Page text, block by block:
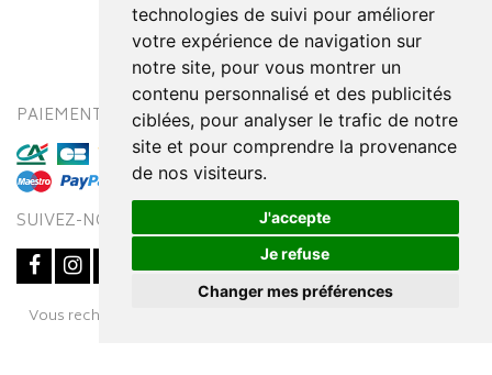
technologies de suivi pour améliorer
votre expérience de navigation sur
notre site, pour vous montrer un
contenu personnalisé et des publicités
ciblées, pour analyser le trafic de notre
site et pour comprendre la provenance
de nos visiteurs.
J'accepte
Je refuse
Changer mes préférences
PAIEMENT SÉCURISÉ MODES DE LIVRAISON
SUIVEZ-NOUS SUR
Vous recherchez un médicament ? Découvrez la pharmacie en